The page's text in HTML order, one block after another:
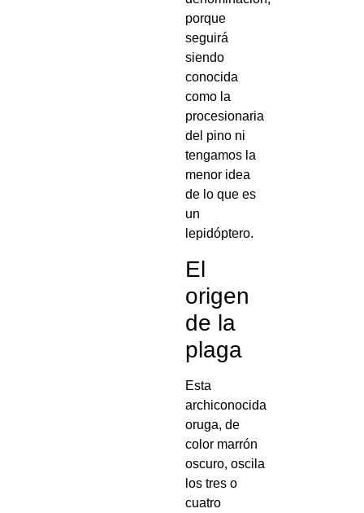
porque
seguirá
siendo
conocida
como la
procesionaria
del pino ni
tengamos la
menor idea
de lo que es
un
lepidóptero.
El
origen
de la
plaga
Esta
archiconocida
oruga, de
color marrón
oscuro, oscila
los tres o
cuatro